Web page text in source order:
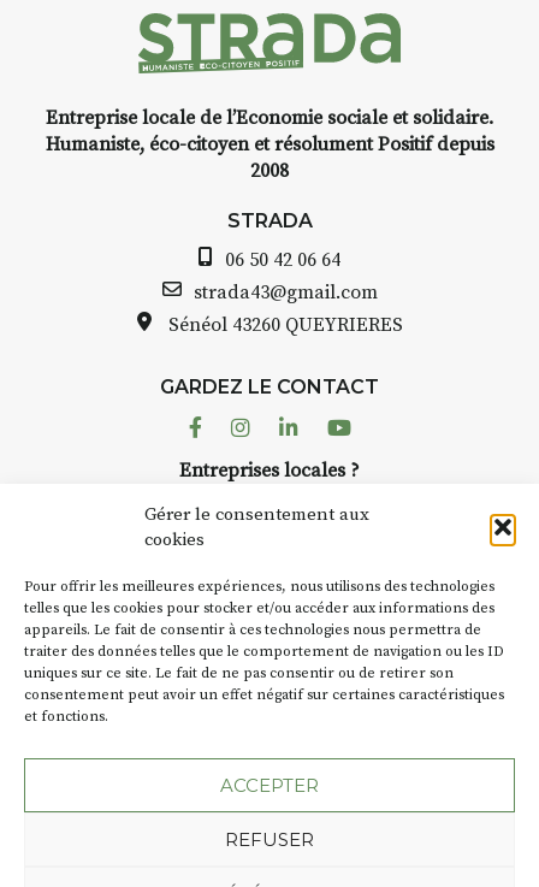
Gérer le consentement aux
cookies
Pour offrir les meilleures expériences, nous utilisons des technologies
telles que les cookies pour stocker et/ou accéder aux informations des
appareils. Le fait de consentir à ces technologies nous permettra de
traiter des données telles que le comportement de navigation ou les ID
uniques sur ce site. Le fait de ne pas consentir ou de retirer son
consentement peut avoir un effet négatif sur certaines caractéristiques
et fonctions.
ACCEPTER
REFUSER
Entreprise locale de l’Economie sociale et solidaire.
Humaniste, éco-citoyen et résolument Positif depuis
2008
STRADA
06 50 42 06 64
strada43@gmail.com
Sénéol 43260 QUEYRIERES
GARDEZ LE CONTACT
FacebookInstagram
LinkedinYoutube
Entreprises locales ?
Suivez toute l'actu de Strada
Plan du site